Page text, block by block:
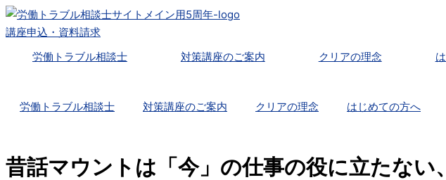
内
容
講座申込・資料請求
労働トラブル相談士
対策講座のご案内 クリアの理念
労働トラブル相談士 対策講座のご案内 クリアの理念 はじめての方へ
昔話マウントは「今」の仕事の役に立たな